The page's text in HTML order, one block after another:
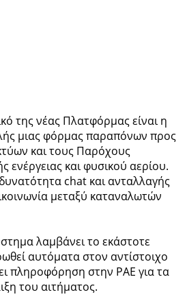
της νέας Πλατφόρμας είναι η
μιας φόρμας παραπόνων προς
και τους Παρόχους
ενέργειας και φυσικού αερίου.
chat και ανταλλαγής
μεταξύ καταναλωτών
λαμβάνει το εκάστοτε
αυτόματα στον αντίστοιχο
πληροφόρηση στην ΡΑΕ για τα
του αιτήματος.